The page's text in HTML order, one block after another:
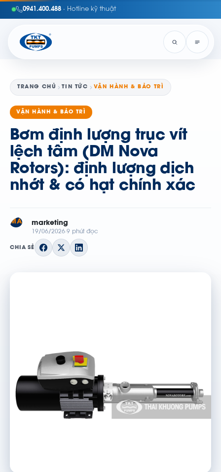
0941.400.488 · Hotline kỹ thuật
TRANG CHỦ TIN TỨC VẬN HÀNH & BẢO TRÌ
VẬN HÀNH & BẢO TRÌ
Bơm định lượng trục vít
lệch tâm (DM Nova
Rotors): định lượng dịch
nhớt & có hạt chính xác
MA marketing
19/06/2026 9 phút đọc
CHIA SẺ